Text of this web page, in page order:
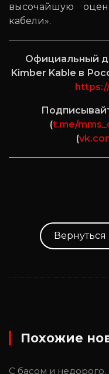
высочайшую
кабели».
Официальный
Kimber Kable в
(t.me/
(
Похожие
С басом и недорого.